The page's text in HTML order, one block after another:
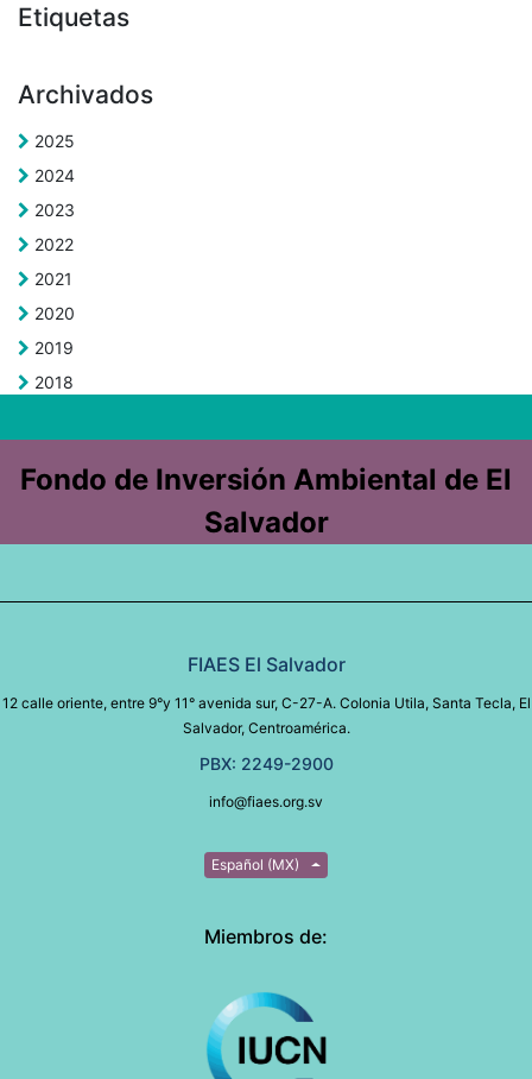
Etiquetas
Archivados
2025
2024
2023
2022
2021
2020
2019
2018
Fondo de Inversión Ambiental de El
Salvador
FIAES El Salvador
12 calle oriente, entre 9°y 11° avenida sur, C-27-A. Colonia Utila, Santa Tecla, El
Salvador, Centroamérica.
PBX: 2249-2900
info@fiaes.org.sv
Español (MX)
Miembros de: